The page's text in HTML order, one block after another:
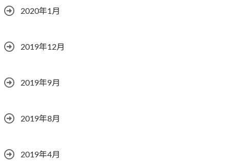
2020年1月
2019年12月
2019年9月
2019年8月
2019年4月